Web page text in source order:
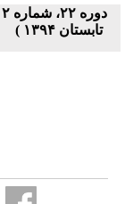
تابستان ۱۳۹۴ )